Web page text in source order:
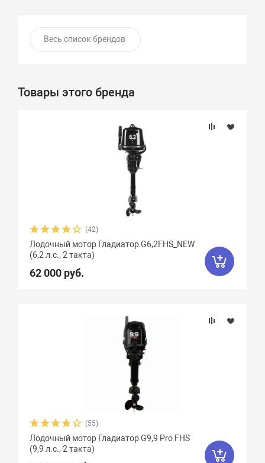
Весь список брендов
Товары этого бренда
(42)
Лодочный мотор Гладиатор G6,2FHS_NEW
(6,2 л.с., 2 такта)
62 000 руб.
(55)
Лодочный мотор Гладиатор G9,9 Pro FHS
(9,9 л.с., 2 такта)